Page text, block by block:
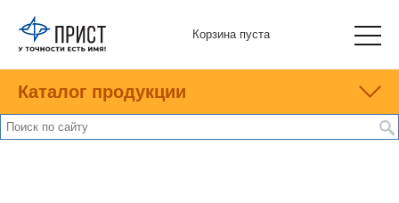
Корзина пуста
Каталог продукции